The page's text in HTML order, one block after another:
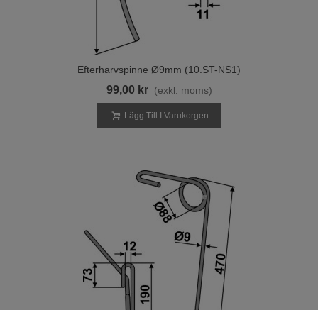
Efterharvspinne Ø9mm (10.ST-NS1)
99,00 kr (exkl. moms)
Lägg Till I Varukorgen